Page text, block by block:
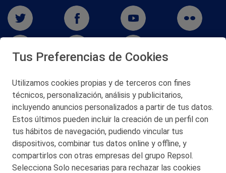
San Martín 5-Edificio Muñatones,
48550 Muskiz (Bizkaia)
Telf. 946 357 000
© 2026 Petronor S.A.
Tus Preferencias de Cookies
Utilizamos cookies propias y de terceros con fines
técnicos, personalización, análisis y publicitarios,
incluyendo anuncios personalizados a partir de tus datos.
Estos últimos pueden incluir la creación de un perfil con
tus hábitos de navegación, pudiendo vincular tus
dispositivos, combinar tus datos online y offline, y
compartirlos con otras empresas del grupo Repsol.
Selecciona Solo necesarias para rechazar las cookies